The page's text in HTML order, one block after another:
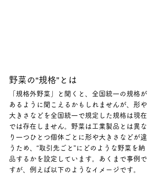
野菜の“規格”とは
「規格外野菜」と聞くと、全国統一の規格が
あるように聞こえるかもしれませんが、形や
大きさなどを全国統一で規定した規格は現在
では存在しません。野菜は工業製品とは異な
り一つひとつ個体ごとに形や大きさなどが違
うため、“取引先ごと”にどのような野菜を納
品するかを設定しています。あくまで事例で
すが、例えば以下のようなイメージです。